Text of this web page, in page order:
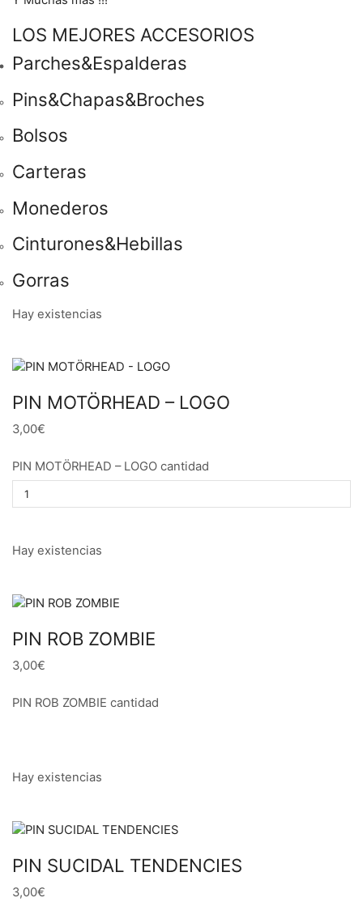
LOS MEJORES ACCESORIOS
Parches&Espalderas
Pins&Chapas&Broches
Bolsos
Carteras
Monederos
Cinturones&Hebillas
Gorras
Hay existencias
PIN MOTÖRHEAD – LOGO
3,00€
PIN MOTÖRHEAD – LOGO cantidad
Hay existencias
PIN ROB ZOMBIE
3,00€
PIN ROB ZOMBIE cantidad
Hay existencias
PIN SUCIDAL TENDENCIES
3,00€